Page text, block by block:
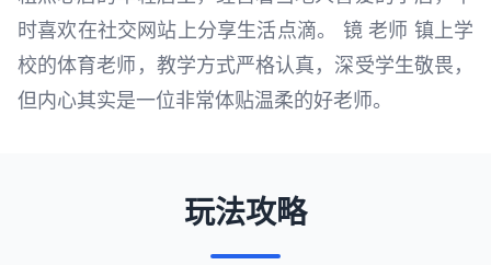
时喜欢在社交网站上分享生活点滴。 镜 老师 镇上学
校的体育老师，教学方式严格认真，深受学生敬畏，
但内心其实是一位非常体贴温柔的好老师。
玩法攻略